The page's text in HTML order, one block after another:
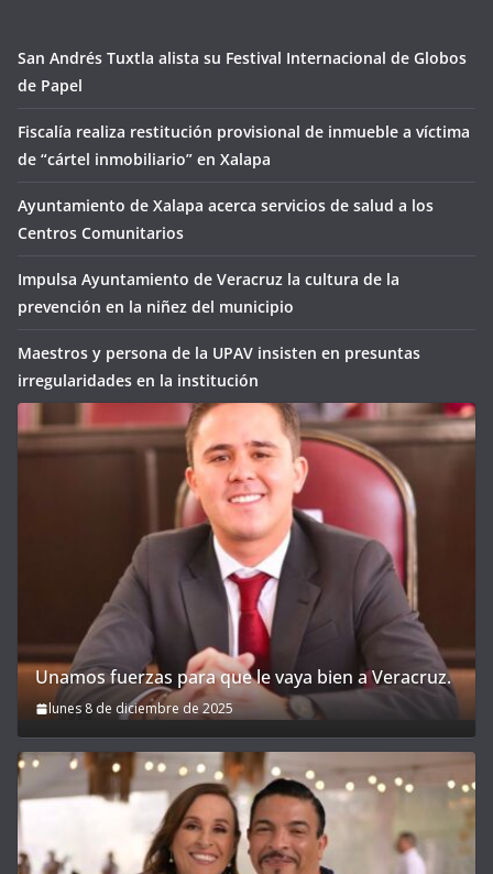
San Andrés Tuxtla alista su Festival Internacional de Globos
de Papel
Fiscalía realiza restitución provisional de inmueble a víctima
de “cártel inmobiliario” en Xalapa
Ayuntamiento de Xalapa acerca servicios de salud a los
Centros Comunitarios
Impulsa Ayuntamiento de Veracruz la cultura de la
prevención en la niñez del municipio
Maestros y persona de la UPAV insisten en presuntas
irregularidades en la institución
Unamos fuerzas para que le vaya bien a Veracruz.
lunes 8 de diciembre de 2025